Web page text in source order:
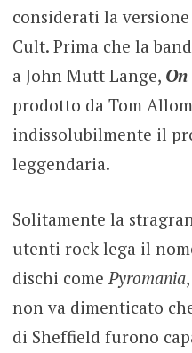
considerati la
Cult. Prima che la
a John Mutt Lange,
prodotto da Tom
indissolubilmente il
leggendaria.
Solitamente la
utenti rock lega il
dischi come Pyromania,
non va dimenticato
di Sheffield furono